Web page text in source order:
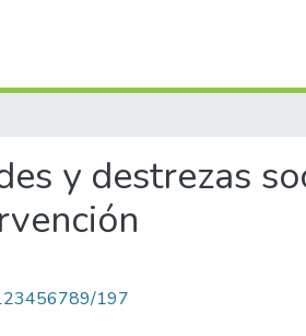
y destrezas
197